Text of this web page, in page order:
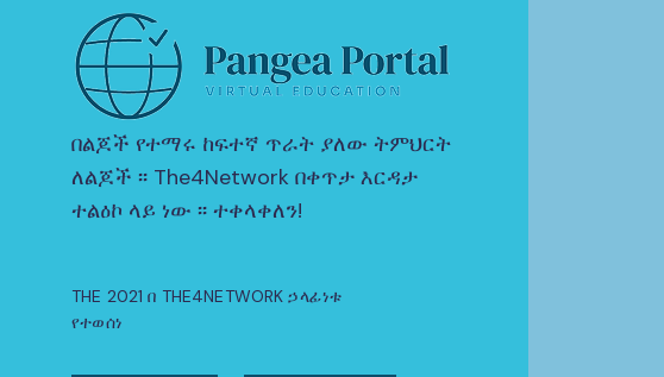
በልጆች የተማሩ ከፍተኛ ጥራት ያለው ትምህርት
ለልጆች ፡፡ The4Network በቀጥታ እርዳታ
ተልዕኮ ላይ ነው ፡፡ ተቀላቀለን!
THE 2021 በ THE4NETWORK ኃላፊነቱ
የተወሰነ